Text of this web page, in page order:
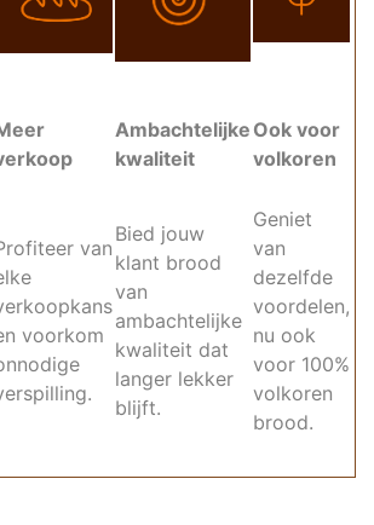
Ambachtelijke
kwaliteit
Ook voor
volkoren
van
voorkom
Bied jouw
klant brood
van
ambachtelijke
kwaliteit dat
langer lekker
blijft.
Geniet
van
dezelfde
voordelen,
nu ook
voor 100%
volkoren
brood.